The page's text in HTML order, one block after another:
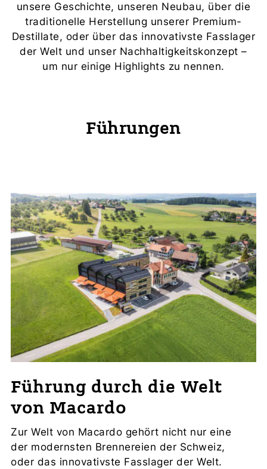
unsere Geschichte, unseren Neubau, über die
traditionelle Herstellung unserer Premium-
Destillate, oder über das innovativste Fasslager
der Welt und unser Nachhaltigkeitskonzept –
um nur einige Highlights zu nennen.
Führungen
Führung durch die Welt
von Macardo
Zur Welt von Macardo gehört nicht nur eine
der modernsten Brennereien der Schweiz,
oder das innovativste Fasslager der Welt.